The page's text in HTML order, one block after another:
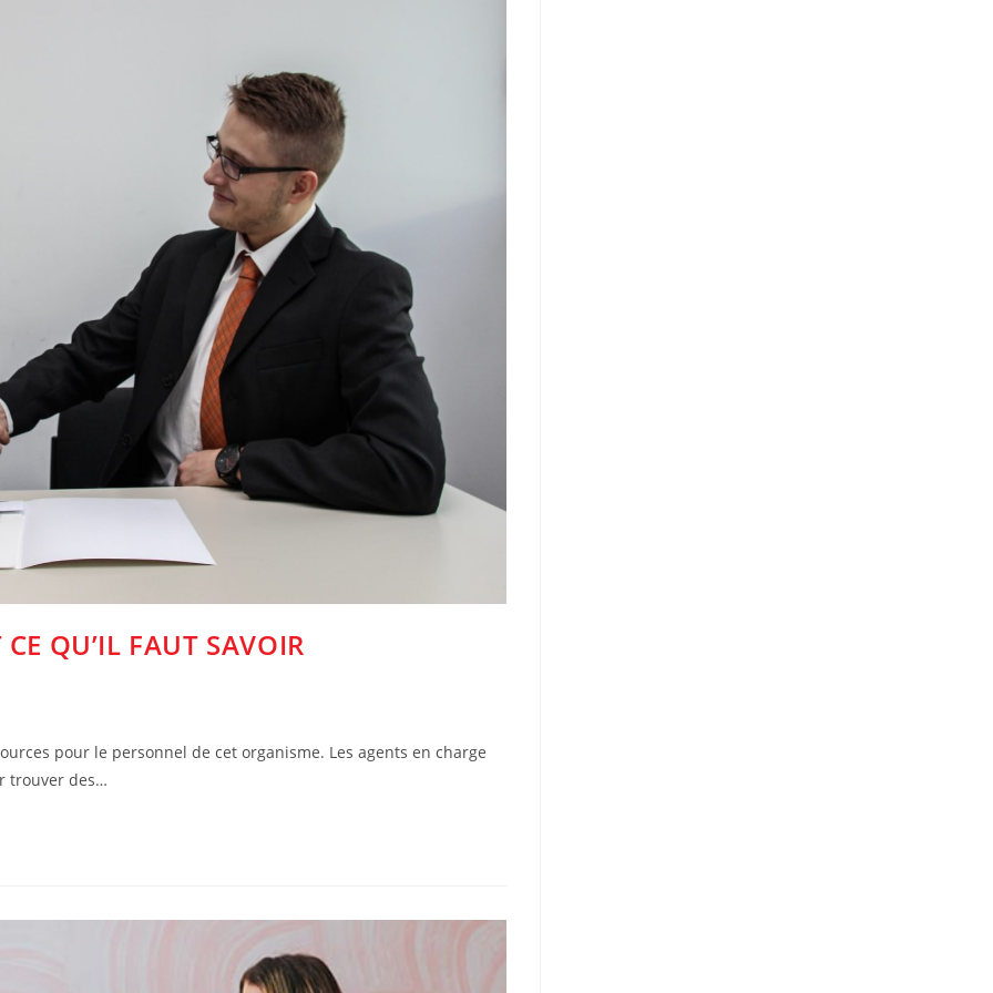
QU’IL FAUT SAVOIR
pour le personnel de cet organisme. Les agents en charge
trouver des…